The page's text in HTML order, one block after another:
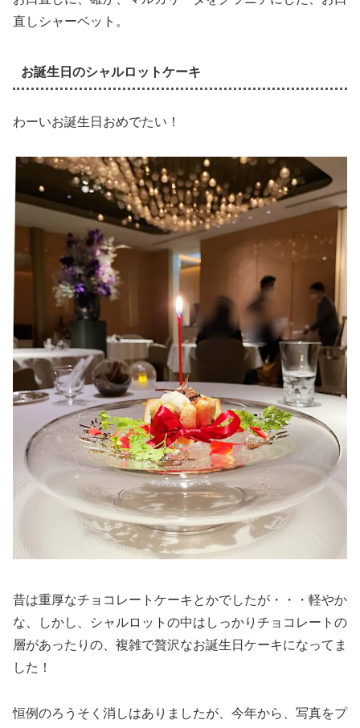
直しシャーベット。
お誕生日のシャルロットケーキ
わーいお誕生日おめでたい！
昔は重厚なチョコレートケーキとかでしたが・・・軽やか
な、しかし、シャルロットの中はしっかりチョコレートの
層があったりの、複雑で贅沢なお誕生日ケーキになってま
した！
恒例のろうそく消しはありましたが、今年から、写真をプ